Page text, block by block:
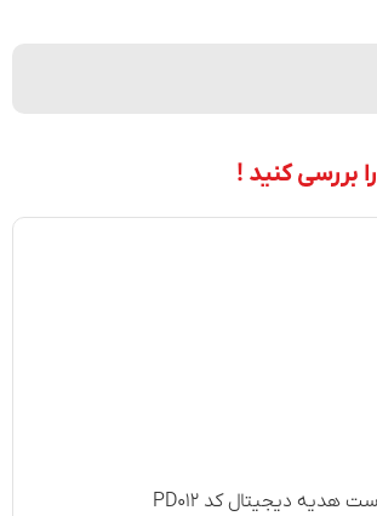
بررسی کنید !
ست هدیه دیجیتال کد PD۰۱۲